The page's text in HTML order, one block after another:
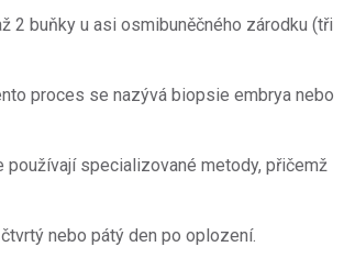
2 buňky u asi osmibuněčného zárodku (tři
proces se nazývá biopsie embrya nebo
specializované metody, přičemž
nebo pátý den po oplození.